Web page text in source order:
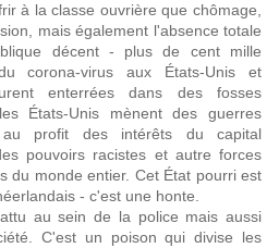
à la classe ouvrière que chômage,
mais également l'absence totale
décent - plus de cent mille
corona-virus aux États-Unis et
enterrées dans des fosses
États-Unis mènent des guerres
au profit des intérêts du capital
pouvoirs racistes et autre forces
du monde entier. Cet État pourri est
- c'est une honte.
au sein de la police mais aussi
C'est un poison qui divise les